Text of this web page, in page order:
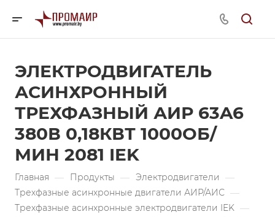
ЭЛЕКТРОДВИГАТЕЛЬ
АСИНХРОННЫЙ
ТРЕХФАЗНЫЙ АИР 63A6
380В 0,18КВТ 1000ОБ/
МИН 2081 IEK
Главная — Продукты — Электродвигатели —
Трехфазные асинхронные двигатели АИР/АИС —
Трехфазные асинхронные электродвигатели IEK —